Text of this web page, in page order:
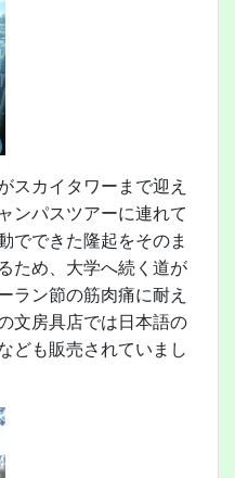
スカイタワーまで迎え
ンパスツアーに連れて
でできた隆起をそのま
ため、大学へ続く道が
ラン節の筋肉痛に耐え
文房具店では日本語の
ども販売されていまし